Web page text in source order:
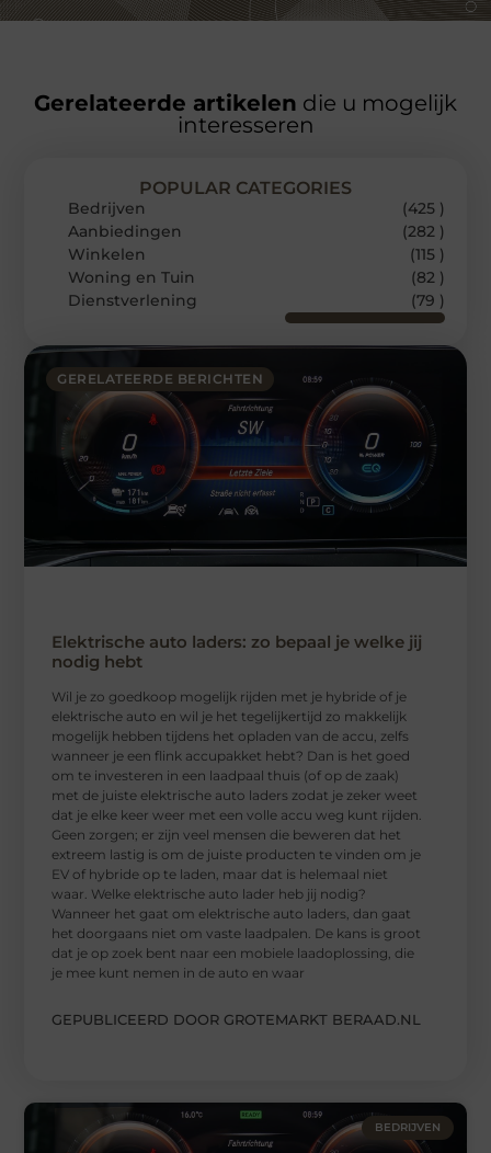
Gerelateerde artikelen die u mogelijk
interesseren
GERELATEERDE BERICHTEN
Elektrische auto laders: zo bepaal je welke jij
nodig hebt
Wil je zo goedkoop mogelijk rijden met je hybride of je
elektrische auto en wil je het tegelijkertijd zo makkelijk
mogelijk hebben tijdens het opladen van de accu, zelfs
wanneer je een flink accupakket hebt? Dan is het goed
om te investeren in een laadpaal thuis (of op de zaak)
met de juiste elektrische auto laders zodat je zeker weet
dat je elke keer weer met een volle accu weg kunt rijden.
Geen zorgen; er zijn veel mensen die beweren dat het
extreem lastig is om de juiste producten te vinden om je
EV of hybride op te laden, maar dat is helemaal niet
waar. Welke elektrische auto lader heb jij nodig?
Wanneer het gaat om elektrische auto laders, dan gaat
het doorgaans niet om vaste laadpalen. De kans is groot
dat je op zoek bent naar een mobiele laadoplossing, die
je mee kunt nemen in de auto en waar
GEPUBLICEERD DOOR GROTEMARKT BERAAD.NL
POPULAR CATEGORIES
Bedrijven
(425 )
Aanbiedingen
(282 )
Winkelen
(115 )
Woning en Tuin
(82 )
Dienstverlening
(79 )
BEDRIJVEN